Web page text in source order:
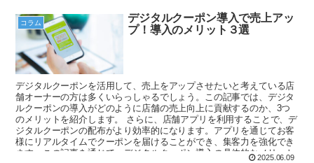
作成を検討している方は、ぜひこの記事を参考にして、店舗の集客力
を高めてください。
コラム
デジタルクーポン導入で売上アッ
プ！導入のメリット３選
デジタルクーポンを活用して、売上をアップさせたいと考えている店
舗オーナーの方は多くいらっしゃるでしょう。この記事では、デジタ
ルクーポンの導入がどのように店舗の売上向上に貢献するのか、3つ
のメリットを紹介します。 さらに、店舗アプリを利用することで、デ
ジタルクーポンの配布がより効率的になります。アプリを通じてお客
様にリアルタイムでクーポンを届けることができ、集客力を強化でき
ます。この記事を通じて、デジタルクーポン導入の具体的なメリット
2025.06.09